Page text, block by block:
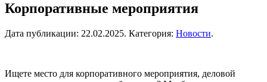
Корпоративные мероприятия
Дата публикации: 22.02.2025. Категория: Новости.
Ищете место для корпоративного мероприятия, деловой